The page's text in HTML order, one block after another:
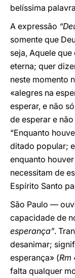
belíssima
A expressão
somente que
seja, Aquele
eterna; quer
neste momento
«alegres na
esperar, e não
de esperar e
“Enquanto
ditado popular;
enquanto
necessitam de
Espírito Santo
São Paulo —
capacidade de
esperança”.
desanimar;
esperança» (Rm
falta qualquer